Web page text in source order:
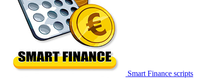
Smart Finance scripts